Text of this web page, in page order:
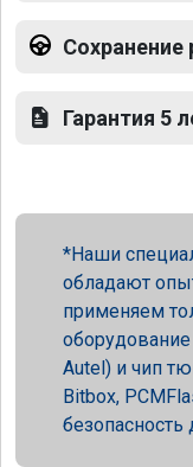
Сохранение
Гарантия 5
Наши
обладают
применяем
оборудование
Autel) и чип
Bitbox,
безопасность